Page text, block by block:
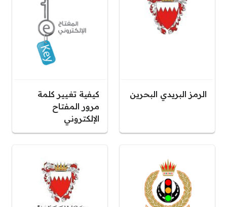
الرمز البريدي البحرين
كيفية تغيير كلمة
مرور المفتاح
الإلكتروني